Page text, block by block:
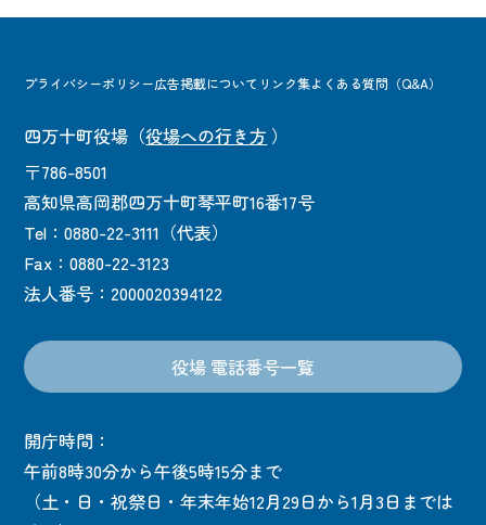
プライバシーポリシー広告掲載について リンク集よくある質問（Q&A）
四万十町役場 （役場への行き方 ）
〒786-8501
高知県高岡郡四万十町琴平町16番17号
Tel：0880-22-3111（代表）
Fax：0880-22-3123
法人番号：2000020394122
役場 電話番号一覧
開庁時間：
午前8時30分から午後5時15分まで
（土・日・祝祭日・年末年始12月29日から1月3日までは